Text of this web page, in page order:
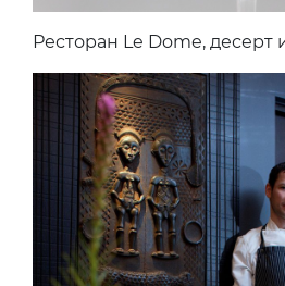
Ресторан Le Dome, десерт